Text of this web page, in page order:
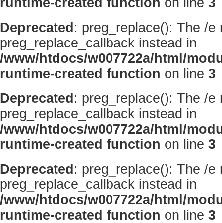
runtime-created function on line 3
Deprecated : preg_replace(): The /
preg_replace_callback instead in
/www/htdocs/w007722a/html/
runtime-created function on line 3
Deprecated : preg_replace(): The /
preg_replace_callback instead in
/www/htdocs/w007722a/html/
runtime-created function on line 3
Deprecated : preg_replace(): The /
preg_replace_callback instead in
/www/htdocs/w007722a/html/
runtime-created function on line 3